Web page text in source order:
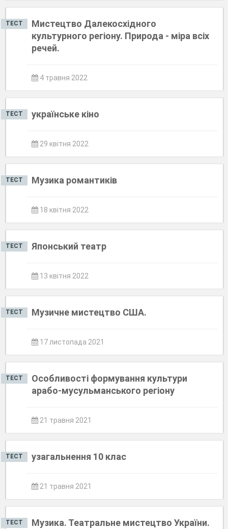
ТЕСТ
Мистецтво Далекосхідного
культурного регіону. Природа - міра всіх
речей.
4 травня 2022
ТЕСТ українське кіно
29 квітня 2022
ТЕСТ Музика романтиків
18 квітня 2022
ТЕСТ Японський театр
13 квітня 2022
ТЕСТ Музичне мистецтво США.
17 листопада 2021
ТЕСТ
Особливості формування культури
арабо-мусульманського регіону
21 травня 2021
ТЕСТ узагальнення 10 клас
21 травня 2021
ТЕСТ
Музика. Театральне мистецтво України.